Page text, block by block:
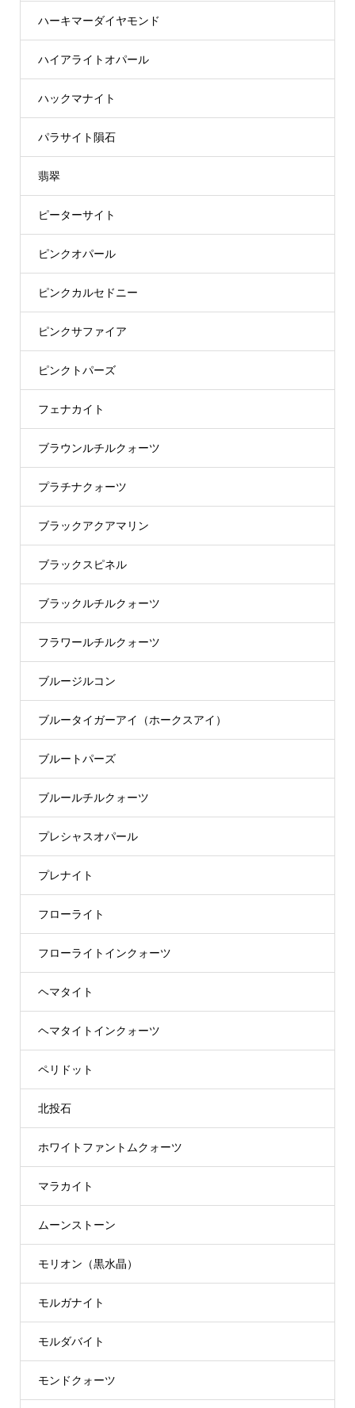
ハーキマーダイヤモンド
ハイアライトオパール
ハックマナイト
パラサイト隕石
翡翠
ピーターサイト
ピンクオパール
ピンクカルセドニー
ピンクサファイア
ピンクトパーズ
フェナカイト
ブラウンルチルクォーツ
プラチナクォーツ
ブラックアクアマリン
ブラックスピネル
ブラックルチルクォーツ
フラワールチルクォーツ
ブルージルコン
ブルータイガーアイ（ホークスアイ）
ブルートパーズ
ブルールチルクォーツ
プレシャスオパール
プレナイト
フローライト
フローライトインクォーツ
ヘマタイト
ヘマタイトインクォーツ
ペリドット
北投石
ホワイトファントムクォーツ
マラカイト
ムーンストーン
モリオン（黒水晶）
モルガナイト
モルダバイト
モンドクォーツ